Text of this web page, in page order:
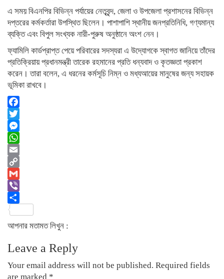
এ সময় বিএনপির বিভিন্ন পর্যায়ের নেতৃবৃন্দ, জেলা ও উপজেলা প্রশাসনের বিভিন্ন
দপ্তরের কর্মকর্তারা উপস্থিত ছিলেন। পাশাপাশি স্থানীয় জনপ্রতিনিধি, গণ্যমান্য
ব্যক্তি এবং বিপুল সংখ্যক নারী-পুরুষ অনুষ্ঠানে অংশ নেন।
ফ্যামিলি কার্ডপ্রাপ্ত পেয়ে পরিবারের সদস্যরা এ উদ্যোগকে স্বাগত জানিয়ে তাঁদের
প্রতিক্রিয়ায় প্রধানমন্ত্রী তারেক রহমানের প্রতি ধন্যবাদ ও কৃতজ্ঞতা প্রকাশ
করেন। তারা বলেন, এ ধরনের কর্মসূচি নিম্ন ও মধ্যআয়ের মানুষের জন্য সহায়ক
ভূমিকা রাখবে।
Facebook
Twitter
Messenger
WhatsApp
Email
Copy
Link
Gmail
Viber
আপনার মতামত লিখুন :
Leave a Reply
Your email address will not be published. Required fields
are marked *